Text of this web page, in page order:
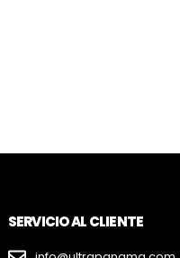
SERVICIO AL CLIENTE